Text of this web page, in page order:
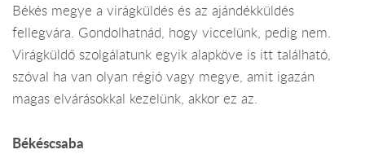
Békés megye a virágküldés és az ajándékküldés
fellegvára. Gondolhatnád, hogy viccelünk, pedig nem.
Virágküldő szolgálatunk egyik alapköve is itt található,
szóval ha van olyan régió vagy megye, amit igazán
magas elvárásokkal kezelünk, akkor ez az.
Békéscsaba